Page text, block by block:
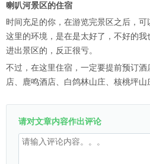
喇叭河景区的住宿
时间充足的你，在游览完景区之后，
这里的环境，是在是太好了，不好的
进出景区的，反正很亏。
不过，在这里住宿，一定要提前预订
店、鹿鸣酒店、白鸽林山庄、核桃坪山
请对文章内容作出评论